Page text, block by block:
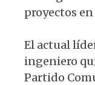
proyectos
El actual
ingeniero
Partido